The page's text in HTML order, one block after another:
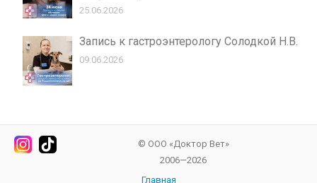
25.06.2026
Запись к гастроэнтерологу Солодкой Н.В.
09.06.2026
© ООО «Доктор Вет»
2006—2026
Главная